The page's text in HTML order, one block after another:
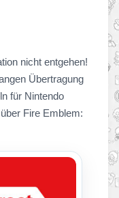
nicht entgehen!
Übertragung
für Nintendo
Fire Emblem: